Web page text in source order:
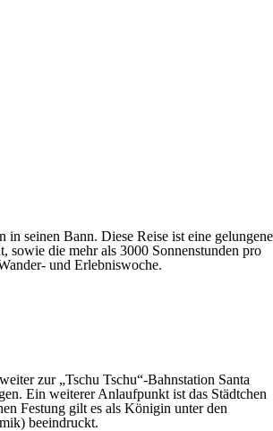
seinen Bann. Diese Reise ist eine gelungene
die mehr als 3000 Sonnenstunden pro
und Erlebniswoche.
zur „Tschu Tschu“-Bahnstation Santa
Ein weiterer Anlaufpunkt ist das Städtchen
Festung gilt es als Königin unter den
beeindruckt.